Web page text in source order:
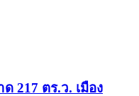
217 ตร.ว. เมือง